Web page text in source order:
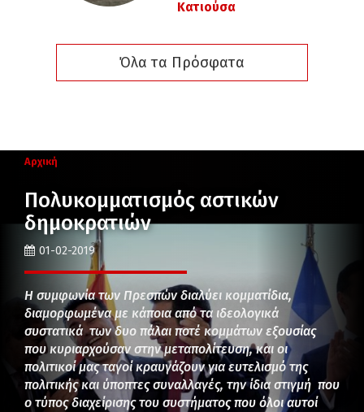
Κατιούσα
Όλα τα Πρόσφατα
Αρχική
Πολυκομματισμός αστικών
δημοκρατιών
01-02-2019
Η συμφωνία των Πρεσπών διαλύει κομματίδια,
διαμορφωμένα με κάποια από τα ιδεολογικά
συστατικά των δυο πάλαι ποτέ κομμάτων εξουσίας
που κυριαρχούσαν στην μεταπολίτευση, και οι
πολιτικοί μας ταγοί κραυγάζουν για ευτελισμό της
πολιτικής και ύποπτες συναλλαγές, την ίδια στιγμή που
ο τύπος διαχείρισης του συστήματος που όλοι αυτοί